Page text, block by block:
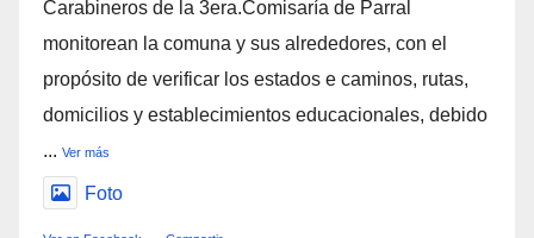
Carabineros de la 3era.Comisaría de Parral
monitorean la comuna y sus alrededores, con el
propósito de verificar los estados e caminos, rutas,
domicilios y establecimientos educacionales, debido
... Ver más
Foto